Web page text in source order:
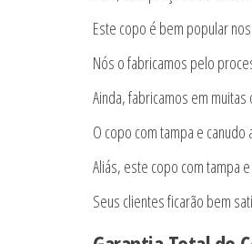
Este copo é bem popular
Nós o fabricamos pelo
Ainda, fabricamos em
O copo com tampa e
Aliás, este copo com tampa
Seus clientes ficarão bem